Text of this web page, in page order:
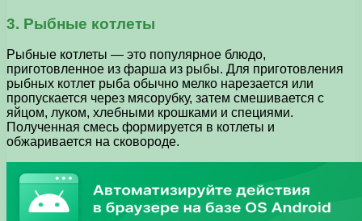
3. Рыбные котлеты
Рыбные котлеты — это популярное блюдо,
приготовленное из фарша из рыбы. Для приготовления
рыбных котлет рыба обычно мелко нарезается или
пропускается через мясорубку, затем смешивается с
яйцом, луком, хлебными крошками и специями.
Полученная смесь формируется в котлеты и
обжаривается на сковороде.